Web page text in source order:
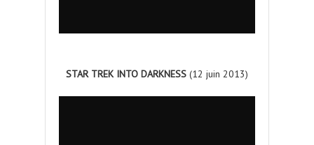
STAR TREK INTO DARKNESS (12 juin 2013)